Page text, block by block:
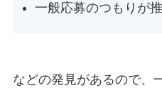
一般応募のつもりが
などの発見があるので、